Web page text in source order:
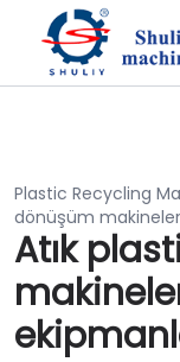
Plastic Recycling
dönüşüm
Atık